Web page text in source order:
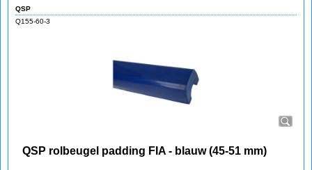
QSP
Q155-60-3
QSP rolbeugel padding FIA - blauw (45-51 mm)